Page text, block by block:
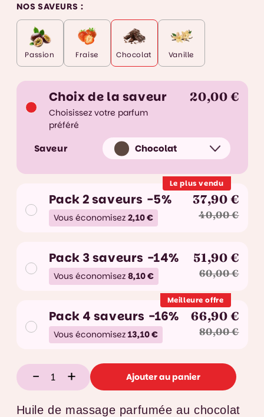
NOS SAVEURS :
Passion Fraise Chocolat Vanille
Choix de la saveur
Choisissez votre parfum
préféré
20,00 €
Saveur
Le plus vendu
Pack 2 saveurs -5%
Vous économisez 2,10 €
37,90 €
40,00 €
Pack 3 saveurs -14%
Vous économisez 8,10 €
51,90 €
60,00 €
Meilleure offre
Pack 4 saveurs -16%
Vous économisez 13,10 €
66,90 €
80,00 €
- + Ajouter au panier
Huile de massage parfumée au chocolat